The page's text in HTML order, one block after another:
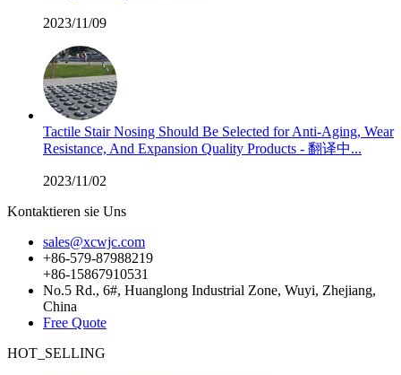
2023/11/09
Tactile Stair Nosing Should Be Selected for Anti-Aging, Wear
Resistance, And Expansion Quality Products - 翻译中...
2023/11/02
Kontaktieren sie Uns
sales@xcwjc.com
+86-579-87988219
+86-15867910531
No.5 Rd., 6#, Huanglong Industrial Zone, Wuyi, Zhejiang,
China
Free Quote
HOT_SELLING